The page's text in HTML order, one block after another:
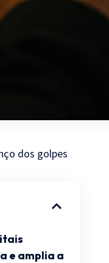
dos golpes
e amplia a